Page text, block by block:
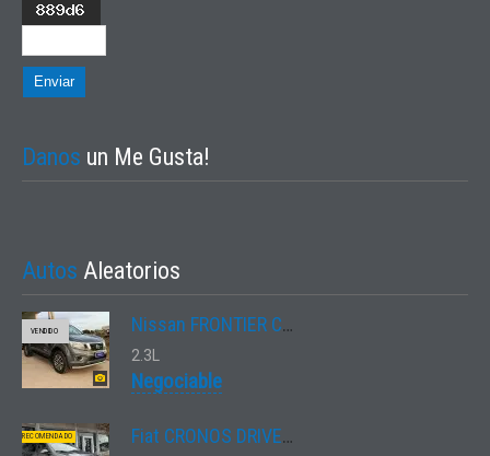
Enviar
Danos un Me Gusta!
Autos Aleatorios
VENDIDO Nissan FRONTIER CD XE 2.3 D 4X4 MT
2.3L
Negociable
RECOMENDADO Fiat CRONOS DRIVE 1.3 MT